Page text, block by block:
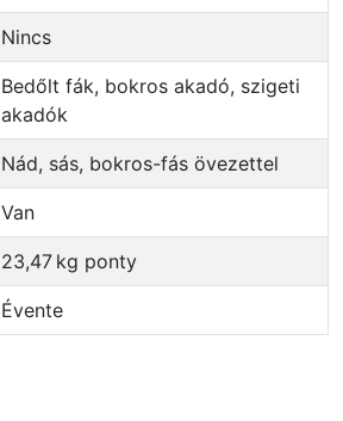
Nincs
Bedőlt fák, bokros akadó, szigeti
akadók
Nád, sás, bokros-fás övezettel
Van
23,47 kg ponty
Évente